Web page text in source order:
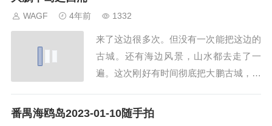
县东南部沿海，濒临考洲洋，南连红海
湾，东北与深汕特别...
WAGF 4年前 1332
来了这边很多次。但没有一次能把这边的
古城。还有海边风景，山水都去走了一
遍。这次刚好有时间彻底把大鹏古城，大
半岛这边的海，可能是珠三角中心100km
番禺海鸥岛2023-01-10随手拍